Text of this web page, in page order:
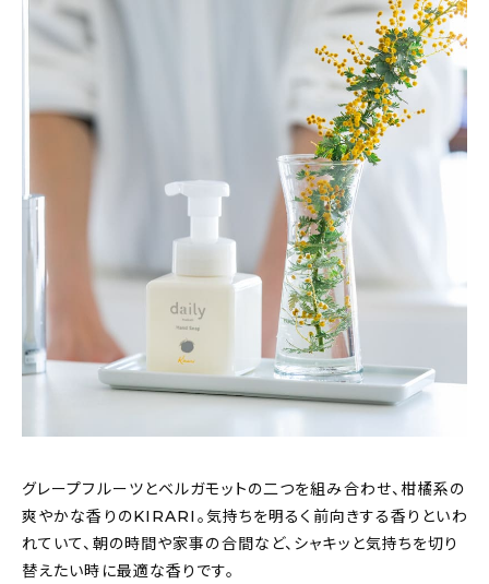
グレープフルーツとベルガモットの二つを組み合わせ、柑橘系の
爽やかな香りのKIRARI。気持ちを明るく前向きする香りといわ
れていて、朝の時間や家事の合間など、シャキッと気持ちを切り
替えたい時に最適な香りです。